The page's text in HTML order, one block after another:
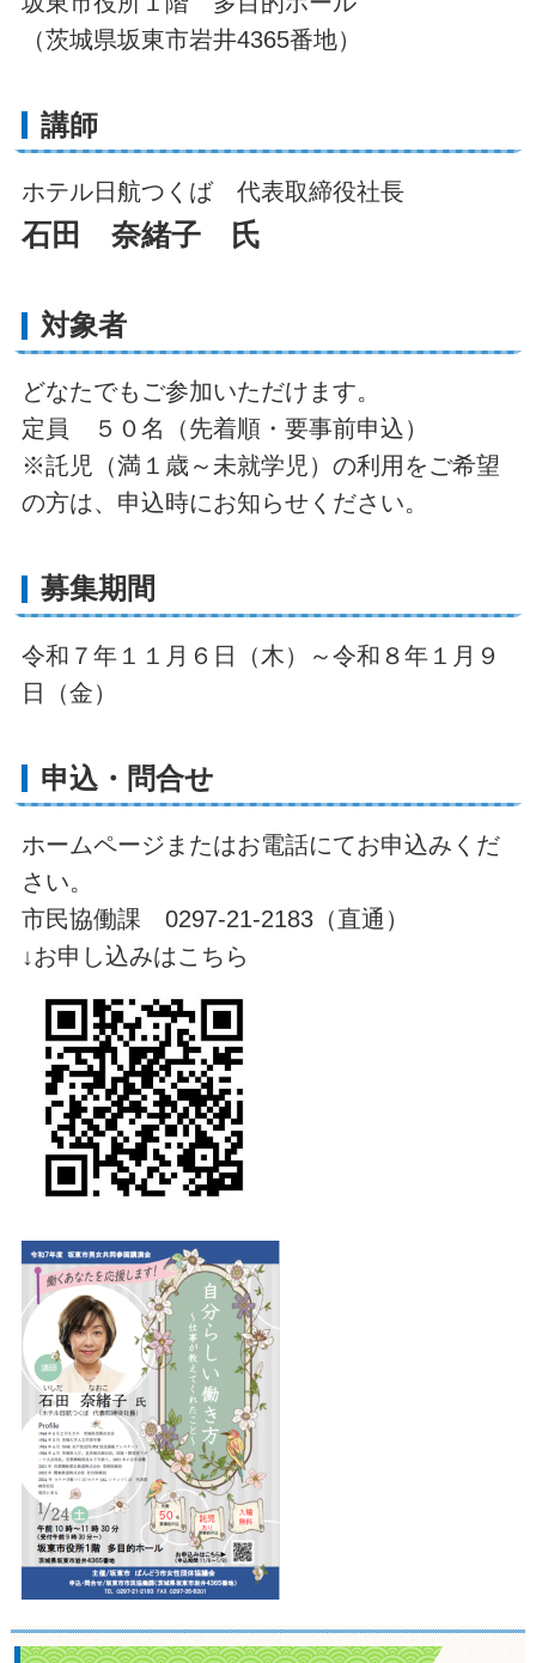
（茨城県坂東市岩井4365番地）
講師
ホテル日航つくば 代表取締役社長
石田 奈緒子 氏
対象者
どなたでもご参加いただけます。
定員 ５０名（先着順・要事前申込）
※託児（満１歳～未就学児）の利用をご希望
の方は、申込時にお知らせください。
募集期間
令和７年１１月６日（木）～令和８年１月９
日（金）
申込・問合せ
ホームページまたはお電話にてお申込みくだ
さい。
市民協働課 0297-21-2183（直通）
↓お申し込みはこちら